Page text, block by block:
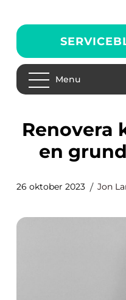
Menu
Renovera kök kostnad –
en
26 oktober 2023 Jon